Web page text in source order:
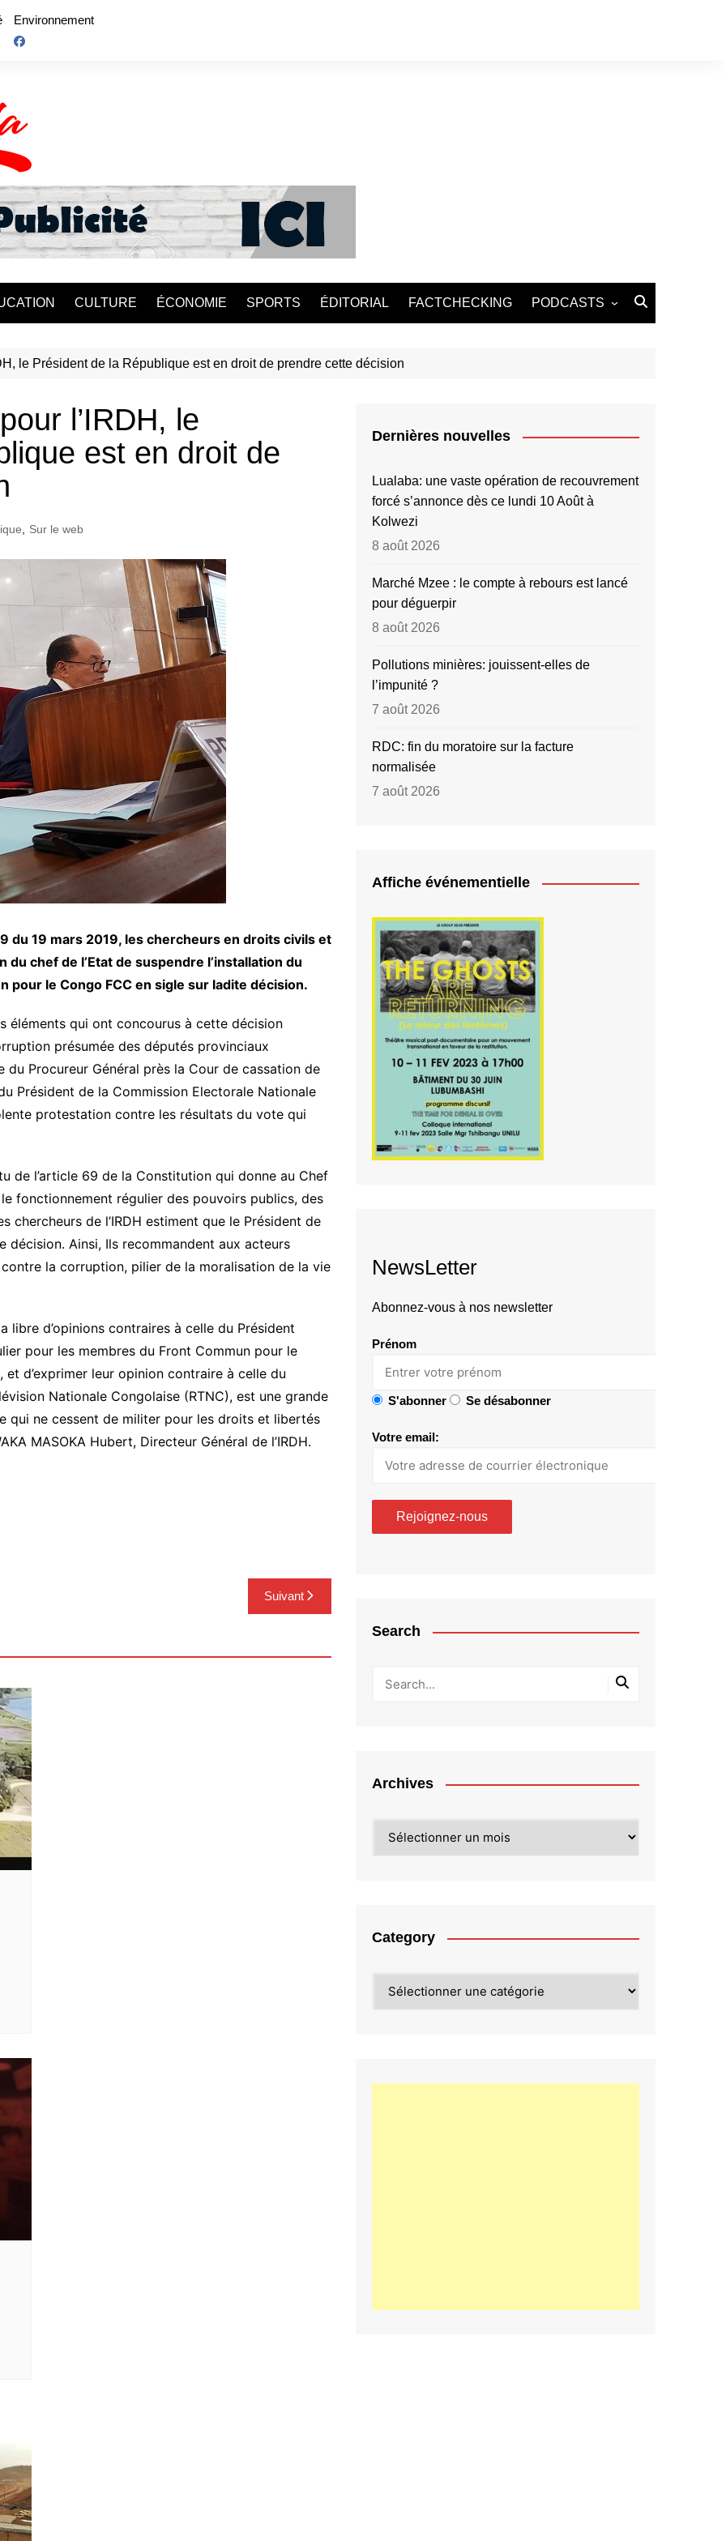
Environnement
CULTURE ÉCONOMIE SPORTS ÉDITORIAL FACTCHECKING PODCASTS
le Président de la République est en droit de prendre cette décision
l’IRDH, le
est en droit de
, Sur le web
du 19 mars 2019, les chercheurs en droits civils et
du chef de l’Etat de suspendre l’installation du
pour le Congo FCC en sigle sur ladite décision.
éléments qui ont concourus à cette décision
présumée des députés provinciaux
Procureur Général près la Cour de cassation de
Président de la Commission Electorale Nationale
protestation contre les résultats du vote qui
de l’article 69 de la Constitution qui donne au Chef
fonctionnement régulier des pouvoirs publics, des
chercheurs de l’IRDH estiment que le Président de
Ainsi, Ils recommandent aux acteurs
la corruption, pilier de la moralisation de la vie
libre d’opinions contraires à celle du Président
pour les membres du Front Commun pour le
d’exprimer leur opinion contraire à celle du
Nationale Congolaise (RTNC), est une grande
qui ne cessent de militer pour les droits et libertés
MASOKA Hubert, Directeur Général de l’IRDH.
Suivant
Dernières nouvelles
Lualaba: une vaste opération de recouvrement
forcé s’annonce dès ce lundi 10 Août à
Kolwezi
8 août 2026
Marché Mzee : le compte à rebours est lancé
pour déguerpir
8 août 2026
Pollutions minières: jouissent-elles de
l’impunité ?
7 août 2026
RDC: fin du moratoire sur la facture
normalisée
7 août 2026
Affiche événementielle
NewsLetter
Abonnez-vous à nos newsletter
Prénom
S'abonner Se désabonner
Votre email:
Search
Archives
Category